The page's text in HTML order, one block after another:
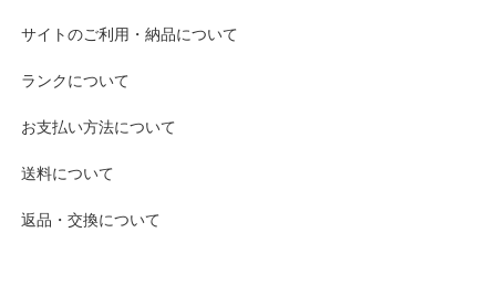
サイトのご利用・納品について
ランクについて
お支払い方法について
送料について
返品・交換について